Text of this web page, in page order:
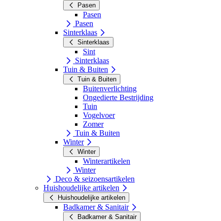
Pasen
Pasen
Pasen
Sinterklaas
Sinterklaas
Sint
Sinterklaas
Tuin & Buiten
Tuin & Buiten
Buitenverlichting
Ongedierte Bestrijding
Tuin
Vogelvoer
Zomer
Tuin & Buiten
Winter
Winter
Winterartikelen
Winter
Deco & seizoensartikelen
Huishoudelijke artikelen
Huishoudelijke artikelen
Badkamer & Sanitair
Badkamer & Sanitair